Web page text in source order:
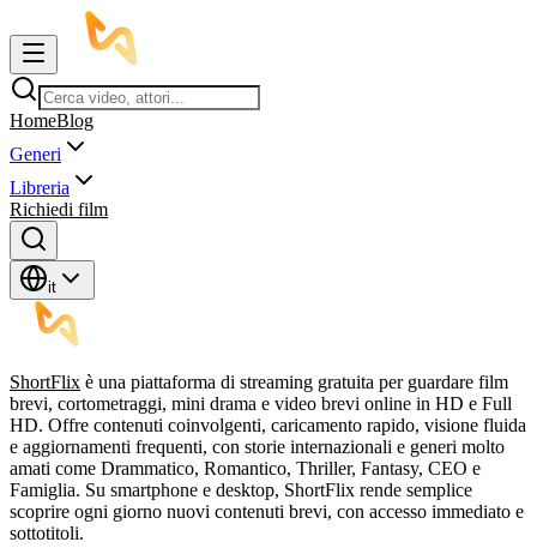
HomeBlog
Generi
Libreria
Richiedi film
it
ShortFlix è una piattaforma di streaming gratuita per guardare film
brevi, cortometraggi, mini drama e video brevi online in HD e Full
HD. Offre contenuti coinvolgenti, caricamento rapido, visione fluida
e aggiornamenti frequenti, con storie internazionali e generi molto
amati come Drammatico, Romantico, Thriller, Fantasy, CEO e
Famiglia. Su smartphone e desktop, ShortFlix rende semplice
scoprire ogni giorno nuovi contenuti brevi, con accesso immediato e
sottotitoli.